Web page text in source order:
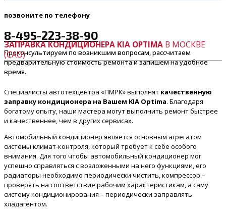
позвоните по телефону
8-495-223-38-90
Проконсультируем по возникшим вопросам, рассчитаем
предварительную стоимость ремонта и запишем на удобное
время.
ЗАПРАВКА КОНДИЦИОНЕРА KIA OPTIMA В МОСКВЕ
(САО)
Специалисты автотехцентра «ПМРК» выполнят качественную
заправку кондиционера на Вашем KIA Optima. Благодаря
богатому опыту, наши мастера могут выполнить ремонт быстрее
и качественнее, чем в других сервисах.
Автомобильный кондиционер является основным агрегатом
системы климат-контроля, который требует к себе особого
внимания. Для того чтобы автомобильный кондиционер мог
успешно справляться с возложенными на него функциями, его
радиаторы необходимо периодически чистить, компрессор –
проверять на соответствие рабочим характеристикам, а саму
систему кондиционирования – периодически заправлять
хладагентом.